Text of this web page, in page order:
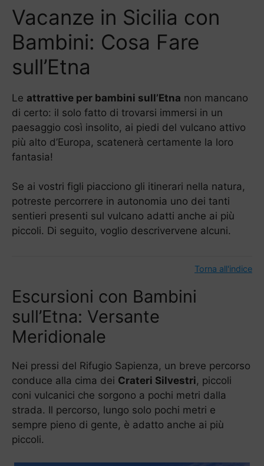
Vacanze in Sicilia con
Bambini: Cosa Fare
sull’Etna
Le attrattive per bambini sull’Etna non mancano
di certo: il solo fatto di trovarsi immersi in un
paesaggio così insolito, ai piedi del vulcano attivo
più alto d’Europa, scatenerà certamente la loro
fantasia!
Se ai vostri figli piacciono gli itinerari nella natura,
potreste percorrere in autonomia uno dei tanti
sentieri presenti sul vulcano adatti anche ai più
piccoli. Di seguito, voglio descrivervene alcuni.
Torna all'indice
Escursioni con Bambini
sull’Etna: Versante
Meridionale
Nei pressi del Rifugio Sapienza, un breve percorso
conduce alla cima dei Crateri Silvestri, piccoli
coni vulcanici che sorgono a pochi metri dalla
strada. Il percorso, lungo solo pochi metri e
sempre pieno di gente, è adatto anche ai più
piccoli.